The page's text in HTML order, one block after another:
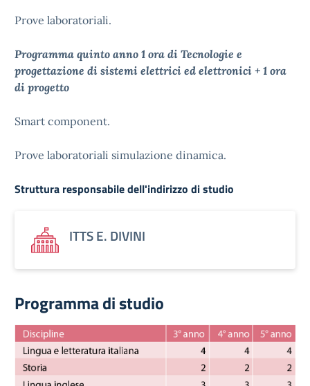
Prove laboratoriali.
Programma quinto anno 1 ora di Tecnologie e
progettazione di sistemi elettrici ed elettronici + 1 ora
di progetto
Smart component.
Prove laboratoriali simulazione dinamica.
Struttura responsabile dell'indirizzo di studio
ITTS E. DIVINI
Programma di studio